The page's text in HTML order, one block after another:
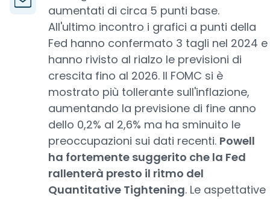
aumentati di circa 5 punti base.
All'ultimo incontro i grafici a punti della
Fed hanno confermato 3 tagli nel 2024 e
hanno rivisto al rialzo le previsioni di
crescita fino al 2026. Il FOMC si è
mostrato più tollerante sull'inflazione,
aumentando la previsione di fine anno
dello 0,2% al 2,6% ma ha sminuito le
preoccupazioni sui dati recenti. Powell
ha fortemente suggerito che la Fed
rallenterà presto il ritmo del
Quantitative Tightening. Le aspettative